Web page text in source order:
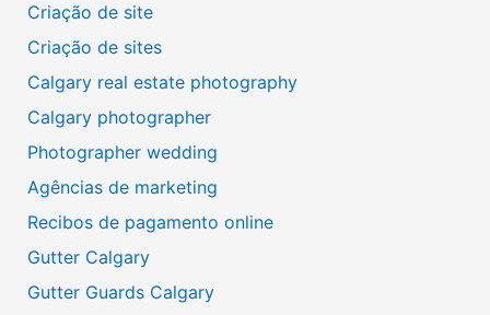
Criação de site
Criação de sites
Calgary real estate photography
Calgary photographer
Photographer wedding
Agências de marketing
Recibos de pagamento online
Gutter Calgary
Gutter Guards Calgary